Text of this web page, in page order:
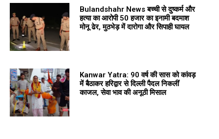
Bulandshahr News बच्ची से दुष्कर्म और
हत्या का आरोपी 50 हजार का इनामी बदमाश
मोनू ढेर, मुठभेड़ में दारोगा और सिपाही घायल
Kanwar Yatra: 90 वर्ष की सास को कांवड़
में बैठाकर हरिद्वार से दिल्ली पैदल निकलीं
काजल, सेवा भाव की अनूठी मिसाल